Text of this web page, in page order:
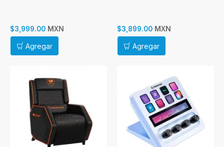
$3,999.00 MXN
Agregar
$3,899.00 MXN
Agregar